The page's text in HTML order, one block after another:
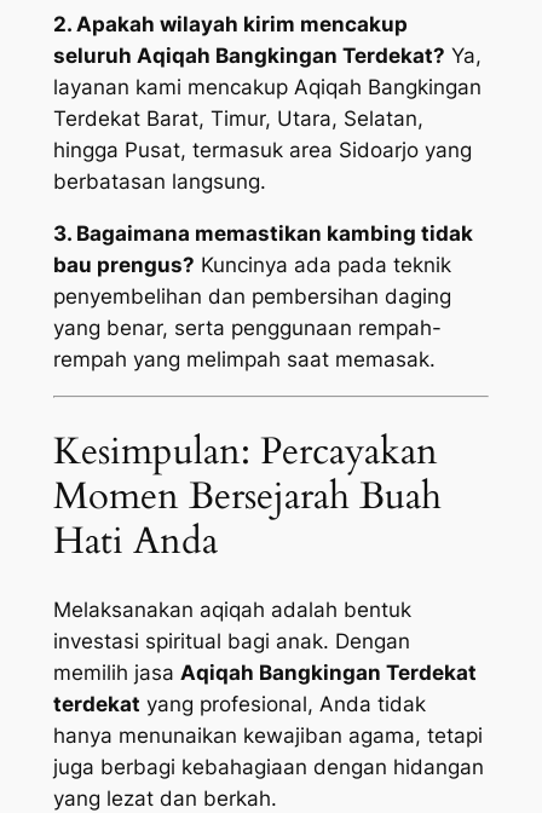
2. Apakah wilayah kirim mencakup
seluruh Aqiqah Bangkingan Terdekat? Ya,
layanan kami mencakup Aqiqah Bangkingan
Terdekat Barat, Timur, Utara, Selatan,
hingga Pusat, termasuk area Sidoarjo yang
berbatasan langsung.
3. Bagaimana memastikan kambing tidak
bau prengus? Kuncinya ada pada teknik
penyembelihan dan pembersihan daging
yang benar, serta penggunaan rempah-
rempah yang melimpah saat memasak.
Kesimpulan: Percayakan
Momen Bersejarah Buah
Hati Anda
Melaksanakan aqiqah adalah bentuk
investasi spiritual bagi anak. Dengan
memilih jasa Aqiqah Bangkingan Terdekat
terdekat yang profesional, Anda tidak
hanya menunaikan kewajiban agama, tetapi
juga berbagi kebahagiaan dengan hidangan
yang lezat dan berkah.